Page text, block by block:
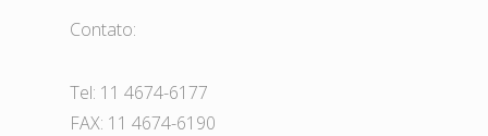
Contato:
Tel: 11 4674-6177
FAX: 11 4674-6190